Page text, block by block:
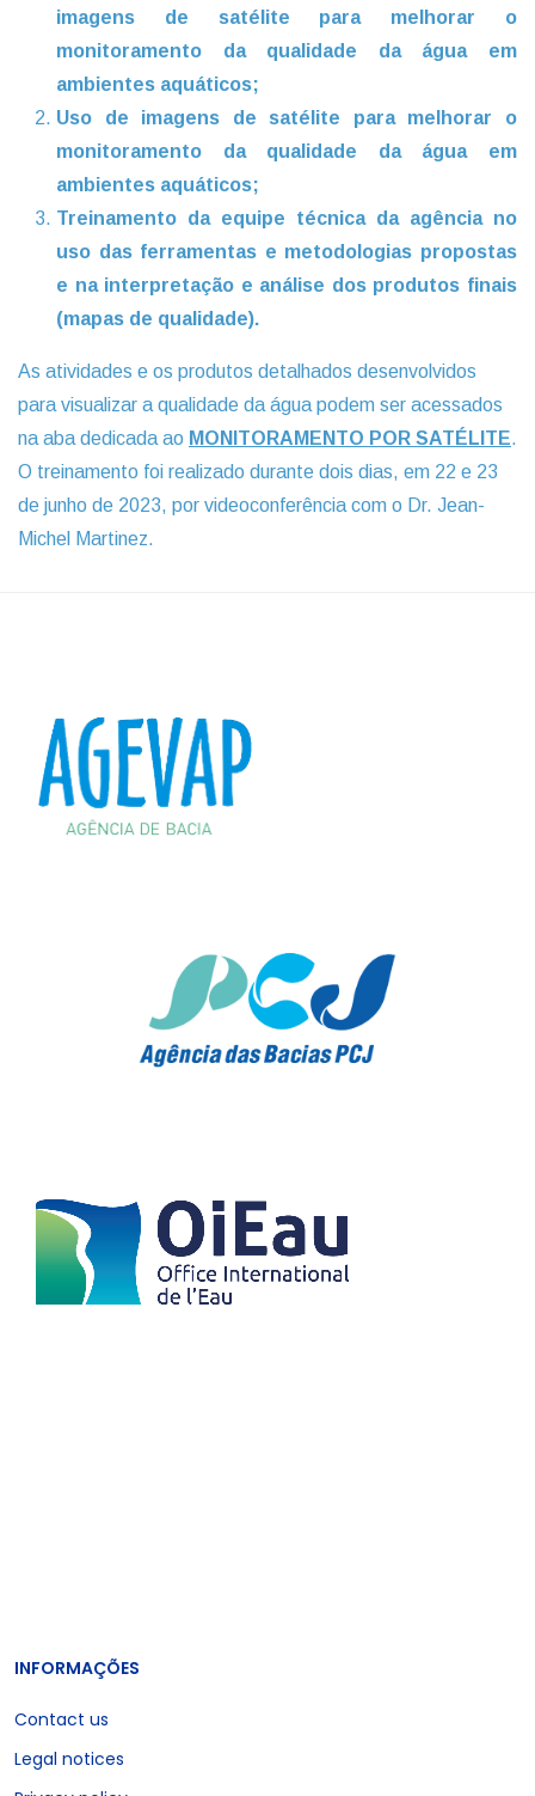
imagens de satélite para melhorar o
monitoramento da qualidade da água em
ambientes aquáticos;
Uso de imagens de satélite para melhorar o
monitoramento da qualidade da água em
ambientes aquáticos;
Treinamento da equipe técnica da agência no
uso das ferramentas e metodologias propostas
e na interpretação e análise dos produtos finais
(mapas de qualidade).
As atividades e os produtos detalhados desenvolvidos
para visualizar a qualidade da água podem ser acessados
na aba dedicada ao MONITORAMENTO POR SATÉLITE.
O treinamento foi realizado durante dois dias, em 22 e 23
de junho de 2023, por videoconferência com o Dr. Jean-
Michel Martinez.
INFORMAÇÕES
Contact us
Legal notices